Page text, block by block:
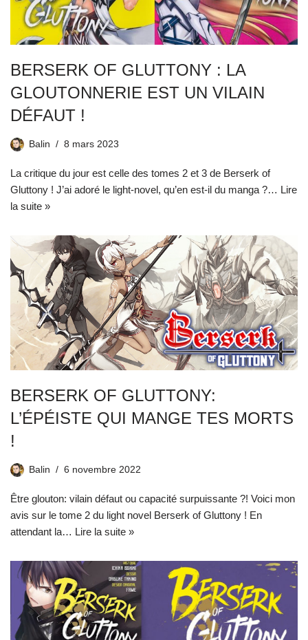
BERSERK OF GLUTTONY : LA
GLOUTONNERIE EST UN VILAIN
DÉFAUT !
Balin 8 mars 2023
La critique du jour est celle des tomes 2 et 3 de Berserk of
Gluttony ! J’ai adoré le light-novel, qu’en est-il du manga ?… Lire
la suite »
BERSERK OF GLUTTONY:
L’ÉPÉISTE QUI MANGE TES MORTS
!
Balin 6 novembre 2022
Être glouton: vilain défaut ou capacité surpuissante ?! Voici mon
avis sur le tome 2 du light novel Berserk of Gluttony ! En
attendant la… Lire la suite »